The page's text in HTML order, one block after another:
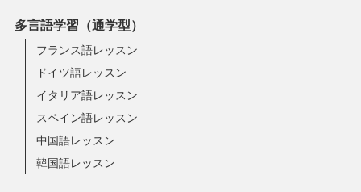
多言語学習（通学型）
フランス語レッスン
ドイツ語レッスン
イタリア語レッスン
スペイン語レッスン
中国語レッスン
韓国語レッスン